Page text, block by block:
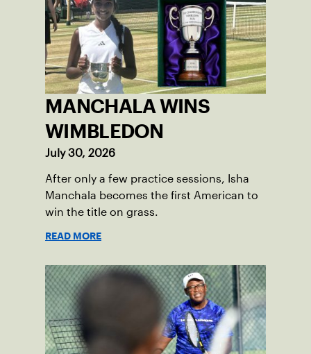
MANCHALA WINS
WIMBLEDON
July 30, 2026
After only a few practice sessions, Isha
Manchala becomes the first American to
win the title on grass.
READ MORE